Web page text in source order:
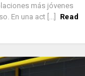
más jóvenes
En una act [...]
Read